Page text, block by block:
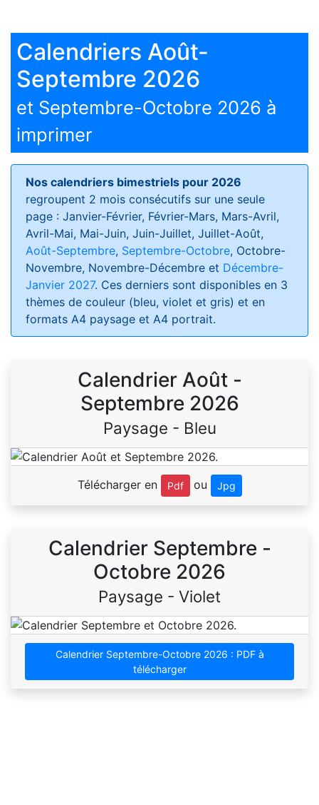
Calendriers Août-
Septembre 2026
et Septembre-Octobre 2026 à
imprimer
Nos calendriers bimestriels pour 2026
regroupent 2 mois consécutifs sur une seule
page : Janvier-Février, Février-Mars, Mars-Avril,
Avril-Mai, Mai-Juin, Juin-Juillet, Juillet-Août,
Août-Septembre, Septembre-Octobre, Octobre-
Novembre, Novembre-Décembre et Décembre-
Janvier 2027. Ces derniers sont disponibles en 3
thèmes de couleur (bleu, violet et gris) et en
formats A4 paysage et A4 portrait.
Calendrier Août -
Septembre 2026
Paysage - Bleu
Télécharger en Pdf ou Jpg
Calendrier Septembre -
Octobre 2026
Paysage - Violet
Calendrier Septembre-Octobre 2026 : PDF à
télécharger